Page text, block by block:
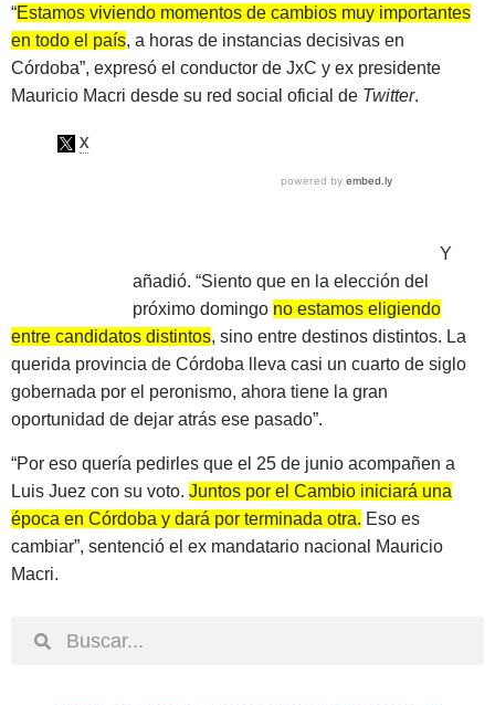
“Estamos viviendo momentos de cambios muy importantes
en todo el país, a horas de instancias decisivas en
Córdoba”, expresó el conductor de JxC y ex presidente
Mauricio Macri desde su red social oficial de Twitter.
Y
añadió. “Siento que en la elección del
próximo domingo no estamos eligiendo
entre candidatos distintos, sino entre destinos distintos. La
querida provincia de Córdoba lleva casi un cuarto de siglo
gobernada por el peronismo, ahora tiene la gran
oportunidad de dejar atrás ese pasado”.
“Por eso quería pedirles que el 25 de junio acompañen a
Luis Juez con su voto. Juntos por el Cambio iniciará una
época en Córdoba y dará por terminada otra. Eso es
cambiar”, sentenció el ex mandatario nacional Mauricio
Macri.